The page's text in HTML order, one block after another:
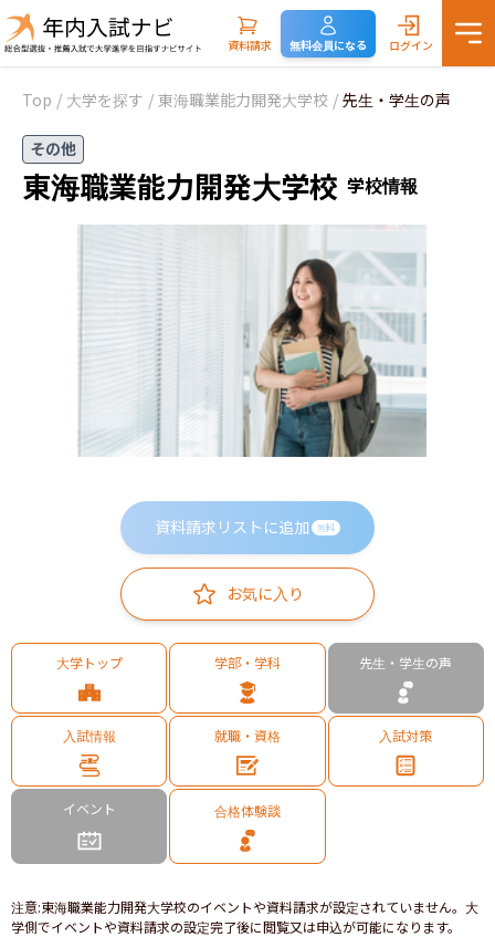
資料請求 無料会員になる ログイン
Top / 大学を探す / 東海職業能力開発大学校 / 先生・学生の声
その他
東海職業能力開発大学校 学校情報
資料請求リストに追加 無料
お気に入り
大学トップ 学部・学科 先生・学生の声
入試情報 就職・資格 入試対策
イベント 合格体験談
注意:東海職業能力開発大学校のイベントや資料請求が設定されていません。大
学側でイベントや資料請求の設定完了後に閲覧又は申込が可能になります。